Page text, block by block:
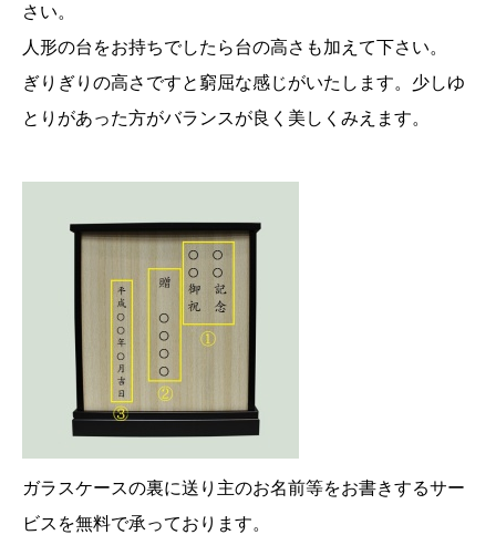
高
3
5
c
さい。
人形の台をお持ちでしたら台の高さも加えて下さい。
ぎりぎりの高さですと窮屈な感じがいたします。少しゆ
とりがあった方がバランスが良く美しくみえます。
ガラスケースの裏に送り主のお名前等をお書きするサー
ビスを無料で承っております。